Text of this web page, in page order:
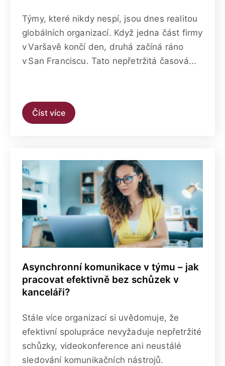
Týmy, které nikdy nespí, jsou dnes realitou
globálních organizací. Když jedna část firmy
v Varšavě končí den, druhá začíná ráno
v San Franciscu. Tato nepřetržitá časová...
Číst více
Asynchronní komunikace v týmu – jak
pracovat efektivně bez schůzek v
kanceláři?
Stále více organizací si uvědomuje, že
efektivní spolupráce nevyžaduje nepřetržité
schůzky, videokonference ani neustálé
sledování komunikačních nástrojů.